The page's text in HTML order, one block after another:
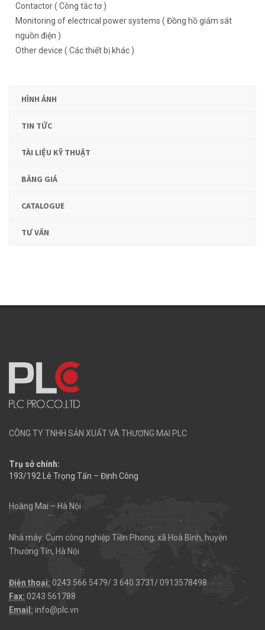
Contactor ( Công tắc tơ )
Monitoring of electrical power systems ( Đồng hồ giám sát
nguồn điện )
Other device ( Các thiết bị khác )
HÌNH ẢNH
TIN TỨC
TÀI LIỆU KỸ THUẬT
BẢNG GIÁ
CATALOGUE
TƯ VẤN
CÔNG TY TNHH SẢN XUẤT VÀ THƯƠNG MẠI PLC
Trụ sở chính:
193/192 Lê Trọng Tấn – Định Công
Hoàng Mai – Hà Nội
Nhà máy: Cụm công nghiệp Tiền Phong, xã Hoà Bình, huyện
Thường Tín, Hà Nội
Điện thoại: 0243 566 5479/ 3 640 3731/ 0913578498
Fax: 0243 561788
Email: info@plc.vn